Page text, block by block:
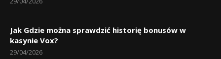
Jak Gdzie można sprawdzić historię bonusów w
kasynie Vox?
29/04/2026